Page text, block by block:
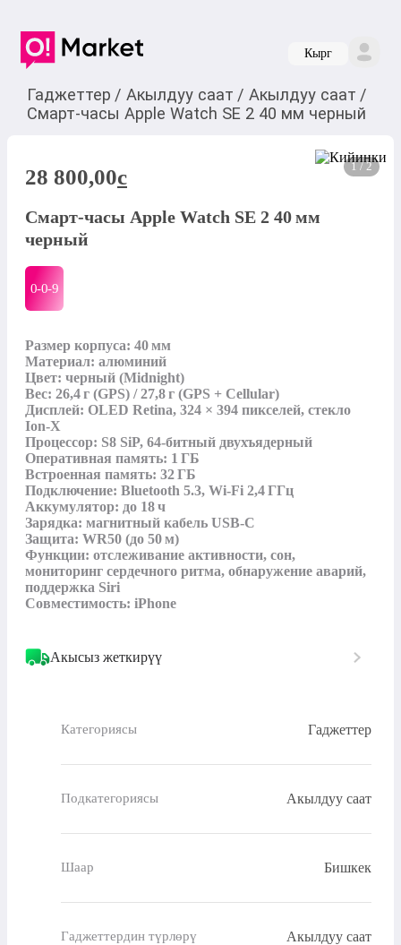
Кырг
Гаджеттер / Акылдуу саат / Акылдуу саат /
Смарт-часы Apple Watch SE 2 40 мм черный
1 / 2
28 800,00c
Смарт-часы Apple Watch SE 2 40 мм
черный
0-0-9
Размер корпуса: 40 мм
Материал: алюминий
Цвет: черный (Midnight)
Вес: 26,4 г (GPS) / 27,8 г (GPS + Cellular)
Дисплей: OLED Retina, 324 × 394 пикселей, стекло
Ion-X
Процессор: S8 SiP, 64-битный двухъядерный
Оперативная память: 1 ГБ
Встроенная память: 32 ГБ
Подключение: Bluetooth 5.3, Wi‑Fi 2,4 ГГц
Аккумулятор: до 18 ч
Зарядка: магнитный кабель USB‑C
Защита: WR50 (до 50 м)
Функции: отслеживание активности, сон,
мониторинг сердечного ритма, обнаружение аварий,
поддержка Siri
Совместимость: iPhone
Акысыз жеткирүү
Категориясы Гаджеттер
Подкатегориясы Акылдуу саат
Шаар Бишкек
Гаджеттердин түрлөрү Акылдуу саат